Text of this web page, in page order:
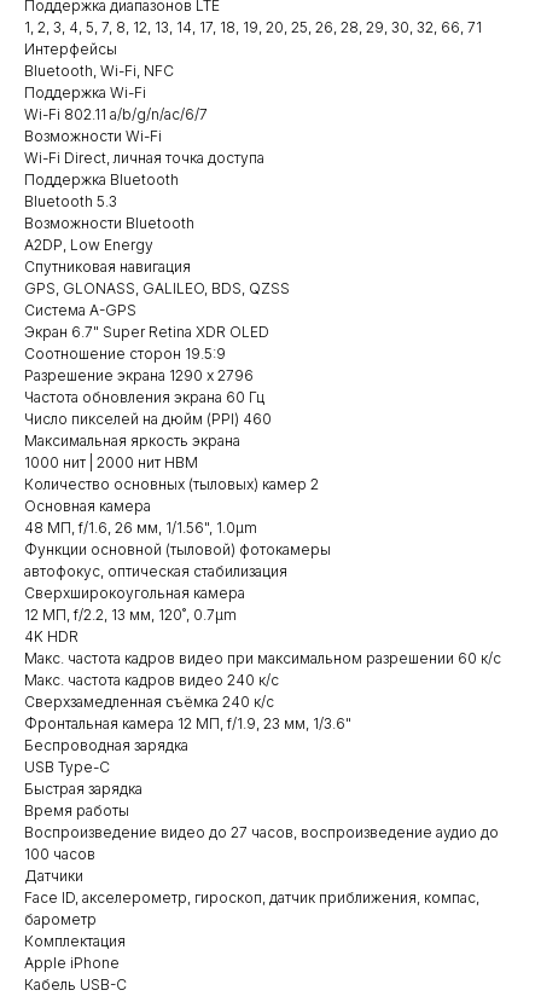
Поддержка диапазонов LTE
1, 2, 3, 4, 5, 7, 8, 12, 13, 14, 17, 18, 19, 20, 25, 26, 28, 29, 30, 32, 66, 71
Интерфейсы
Bluetooth, Wi-Fi, NFC
Поддержка Wi-Fi
Wi-Fi 802.11 a/b/g/n/ac/6/7
Возможности Wi-Fi
Wi-Fi Direct, личная точка доступа
Поддержка Bluetooth
Bluetooth 5.3
Возможности Bluetooth
A2DP, Low Energy
Спутниковая навигация
GPS, GLONASS, GALILEO, BDS, QZSS
Система A-GPS
Экран 6.7" Super Retina XDR OLED
Соотношение сторон 19.5:9
Разрешение экрана 1290 x 2796
Частота обновления экрана 60 Гц
Число пикселей на дюйм (PPI) 460
Максимальная яркость экрана
1000 нит | 2000 нит HBM
Количество основных (тыловых) камер 2
Основная камера
48 МП, f/1.6, 26 мм, 1/1.56", 1.0µm
Функции основной (тыловой) фотокамеры
автофокус, оптическая стабилизация
Сверхширокоугольная камера
12 МП, f/2.2, 13 мм, 120˚, 0.7µm
4K HDR
Макс. частота кадров видео при максимальном разрешении 60 к/c
Макс. частота кадров видео 240 к/с
Сверхзамедленная съёмка 240 к/с
Фронтальная камера 12 МП, f/1.9, 23 мм, 1/3.6"
Беспроводная зарядка
USB Type-C
Быстрая зарядка
Время работы
Воспроизведение видео до 27 часов, воспроизведение аудио до
100 часов
Датчики
Face ID, акселерометр, гироскоп, датчик приближения, компас,
барометр
Комплектация
Apple iPhone
Кабель USB-C